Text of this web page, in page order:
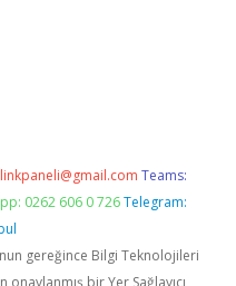
Teams:
0262 606 0 726 Telegram:
gereğince Bilgi Teknolojileri
bir Yer Sağlayıcı